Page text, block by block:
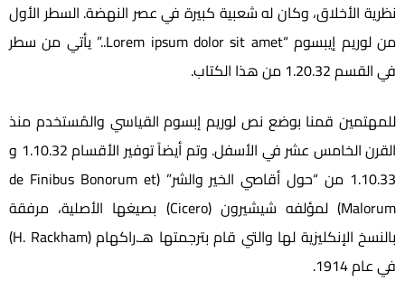
نظرية الأخلاق، وكان له شعبية كبيرة في عصر النهضة. السطر الأول
من لوريم إيبسوم “Lorem ipsum dolor sit amet..” يأتي من سطر
في القسم 1.20.32 من هذا الكتاب.
للمهتمين قمنا بوضع نص لوريم إبسوم القياسي والمُستخدم منذ
القرن الخامس عشر في الأسفل. وتم أيضاً توفير الأقسام 1.10.32 و
1.10.33 من “حول أقاصي الخير والشر” (de Finibus Bonorum et
Malorum) لمؤلفه شيشيرون (Cicero) بصيغها الأصلية، مرفقة
بالنسخ الإنكليزية لها والتي قام بترجمتها هـ.راكهام (H. Rackham)
في عام 1914.